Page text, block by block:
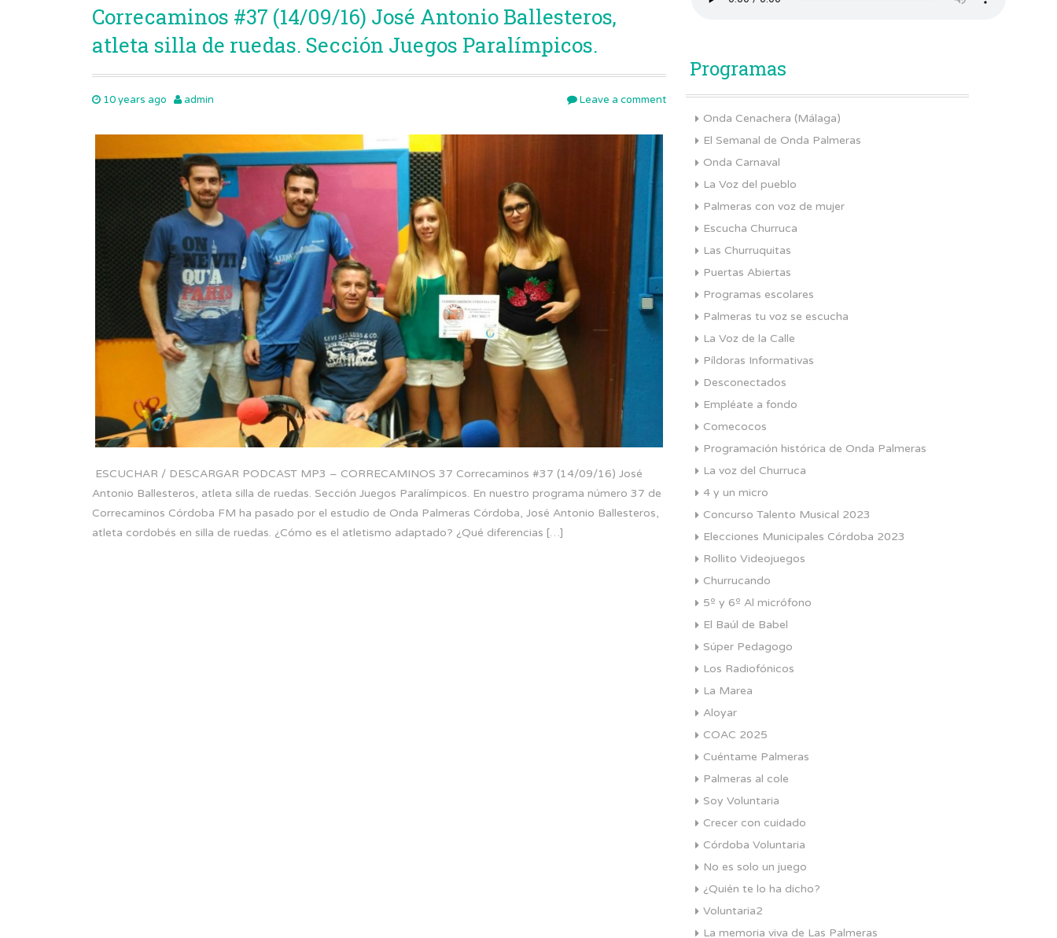
Correcaminos #37 (14/09/16) José Antonio Ballesteros,
atleta silla de ruedas. Sección Juegos Paralímpicos.
10 years ago admin Leave a comment
ESCUCHAR / DESCARGAR PODCAST MP3 – CORRECAMINOS 37 Correcaminos #37 (14/09/16) José
Antonio Ballesteros, atleta silla de ruedas. Sección Juegos Paralímpicos. En nuestro programa número 37 de
Correcaminos Córdoba FM ha pasado por el estudio de Onda Palmeras Córdoba, José Antonio Ballesteros,
atleta cordobés en silla de ruedas. ¿Cómo es el atletismo adaptado? ¿Qué diferencias […]
Programas
Onda Cenachera (Málaga)
El Semanal de Onda Palmeras
Onda Carnaval
La Voz del pueblo
Palmeras con voz de mujer
Escucha Churruca
Las Churruquitas
Puertas Abiertas
Programas escolares
Palmeras tu voz se escucha
La Voz de la Calle
Píldoras Informativas
Desconectados
Empléate a fondo
Comecocos
Programación histórica de Onda Palmeras
La voz del Churruca
4 y un micro
Concurso Talento Musical 2023
Elecciones Municipales Córdoba 2023
Rollito Videojuegos
Churrucando
5º y 6º Al micrófono
El Baúl de Babel
Súper Pedagogo
Los Radiofónicos
La Marea
Aloyar
COAC 2025
Cuéntame Palmeras
Palmeras al cole
Soy Voluntaria
Crecer con cuidado
Córdoba Voluntaria
No es solo un juego
¿Quién te lo ha dicho?
Voluntaria2
La memoria viva de Las Palmeras